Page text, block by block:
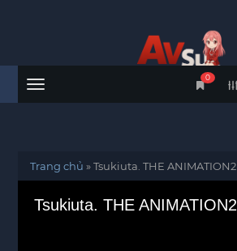
Menu
0
Trang chủ »Tsukiuta. THE ANIMATION2
Tsukiuta. THE ANIMATION2